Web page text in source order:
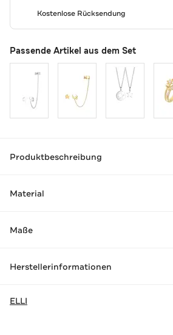
Kostenlose Rücksendung
Passende Artikel aus dem Set
Produktbeschreibung
Material
Maße
Herstellerinformationen
ELLI